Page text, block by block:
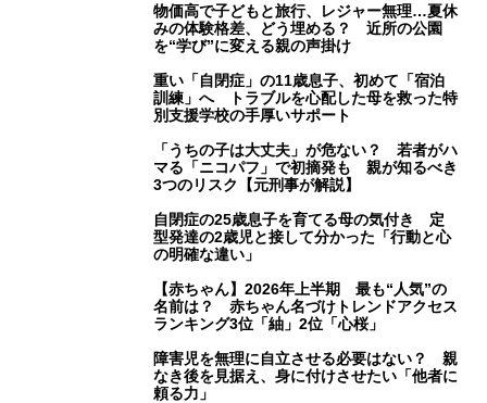
物価高で子どもと旅行、レジャー無理…夏休
みの体験格差、どう埋める？ 近所の公園
を“学び”に変える親の声掛け
重い「自閉症」の11歳息子、初めて「宿泊
訓練」へ トラブルを心配した母を救った特
別支援学校の手厚いサポート
「うちの子は大丈夫」が危ない？ 若者がハ
マる「ニコパフ」で初摘発も 親が知るべき
3つのリスク【元刑事が解説】
自閉症の25歳息子を育てる母の気付き 定
型発達の2歳児と接して分かった「行動と心
の明確な違い」
【赤ちゃん】2026年上半期 最も“人気”の
名前は？ 赤ちゃん名づけトレンドアクセス
ランキング3位「紬」2位「心桜」
障害児を無理に自立させる必要はない？ 親
なき後を見据え、身に付けさせたい「他者に
頼る力」